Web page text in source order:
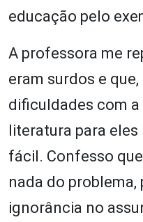
educação pelo
A professora me
eram surdos e
dificuldades com
literatura para
fácil. Confesso
nada do problema,
ignorância no